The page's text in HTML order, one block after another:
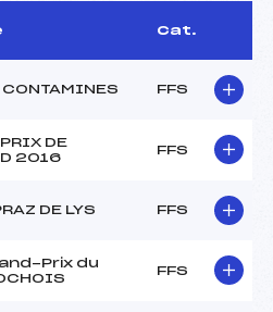
Cat.
CONTAMINES FFS
DE
2016
FFS
DE LYS FFS
Prix du
FFS